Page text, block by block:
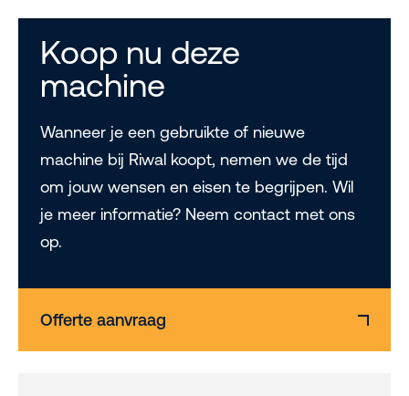
Koop nu deze
machine
Wanneer je een gebruikte of nieuwe
machine bij Riwal koopt, nemen we de tijd
om jouw wensen en eisen te begrijpen. Wil
je meer informatie? Neem contact met ons
op.
Offerte aanvraag